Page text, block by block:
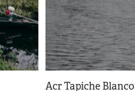
Acr Tapiche Blanco